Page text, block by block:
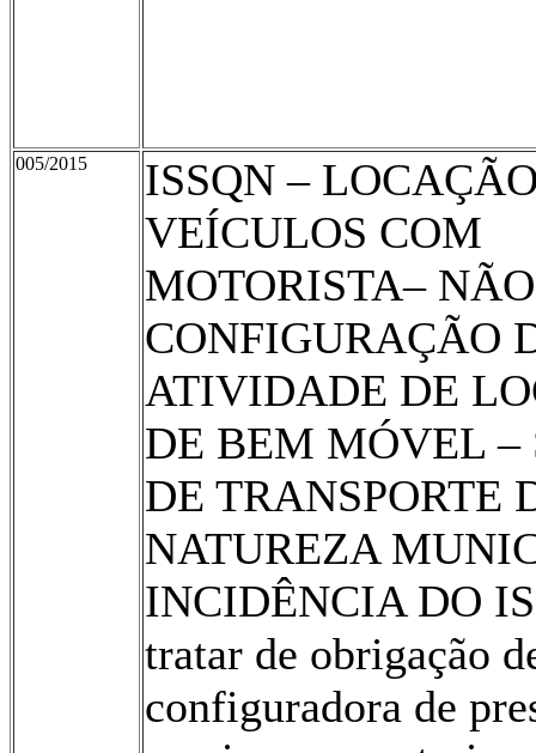
005/2015
ISSQN –
VEÍCULOS COM
MOTORISTA– NÃO
CONFIGURAÇÃO
ATIVIDADE DE
DE BEM MÓVEL –
DE TRANSPORTE
NATUREZA
INCIDÊNCIA DO
tratar de obrigação
configuradora de